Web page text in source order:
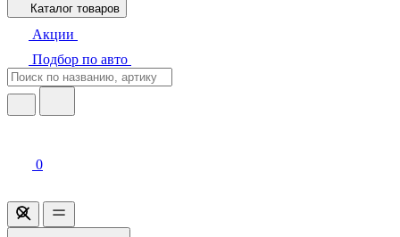
Каталог товаров
Акции
Подбор по авто
0